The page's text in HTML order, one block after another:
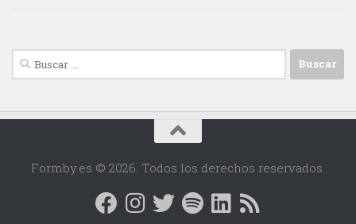
Buscar:
Formby.es © 2026. Todos los derechos reservados.